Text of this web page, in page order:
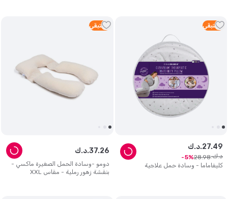
2 متبقي
كليفاماما - وسادة حمل علاجية
د.ك.27.49
د.ك. 28.98
5
2 متبقي
دومو -وسادة الحمل الصغيرة ماكسي -
بنقشة زهور رملية - مقاس XXL
د.ك.37.26